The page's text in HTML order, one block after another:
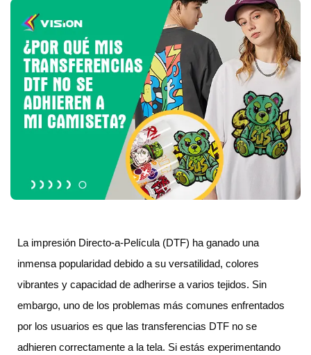
La impresión Directo-a-Película (DTF) ha ganado una
inmensa popularidad debido a su versatilidad, colores
vibrantes y capacidad de adherirse a varios tejidos. Sin
embargo, uno de los problemas más comunes enfrentados
por los usuarios es que las transferencias DTF no se
adhieren correctamente a la tela. Si estás experimentando